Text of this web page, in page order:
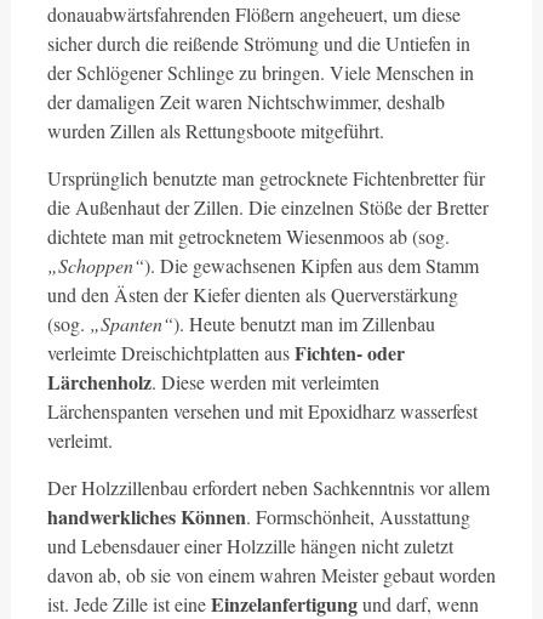
donauabwärtsfahrenden Flößern angeheuert, um diese
sicher durch die reißende Strömung und die Untiefen in
der Schlögener Schlinge zu bringen. Viele Menschen in
der damaligen Zeit waren Nichtschwimmer, deshalb
wurden Zillen als Rettungsboote mitgeführt.
Ursprünglich benutzte man getrocknete Fichtenbretter für
die Außenhaut der Zillen. Die einzelnen Stöße der Bretter
dichtete man mit getrocknetem Wiesenmoos ab (sog.
„Schoppen“). Die gewachsenen Kipfen aus dem Stamm
und den Ästen der Kiefer dienten als Querverstärkung
(sog. „Spanten“). Heute benutzt man im Zillenbau
verleimte Dreischichtplatten ausFichten- oder
Lärchenholz. Diese werden mit verleimten
Lärchenspanten versehen und mit Epoxidharz wasserfest
verleimt.
Der Holzzillenbau erfordert neben Sachkenntnis vor allem
handwerkliches Können. Formschönheit, Ausstattung
und Lebensdauer einer Holzzille hängen nicht zuletzt
davon ab, ob sie von einem wahren Meister gebaut worden
ist. Jede Zille ist eineEinzelanfertigungund darf, wenn